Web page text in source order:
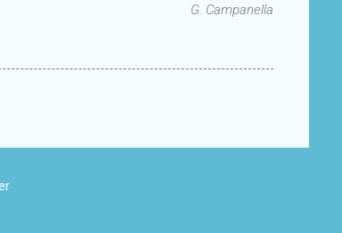
G. Campanella